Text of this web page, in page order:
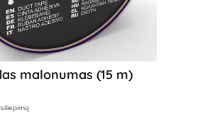
malonumas (15 m)